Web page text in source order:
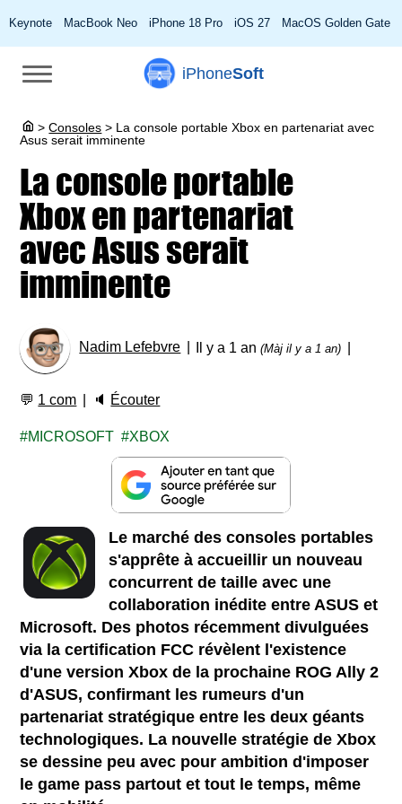
Keynote MacBook Neo iPhone 18 Pro iOS 27 MacOS Golden Gate
iPhoneSoft
> Consoles > La console portable Xbox en partenariat avec
Asus serait imminente
La console portable
Xbox en partenariat
avec Asus serait
imminente
Nadim Lefebvre Il y a 1 an(Màj il y a 1 an)
💬 1 com 🔈 Écouter
MICROSOFT XBOX
Le marché des consoles portables
s'apprête à accueillir un nouveau
concurrent de taille avec une
collaboration inédite entre ASUS et
Microsoft. Des photos récemment divulguées
via la certification FCC révèlent l'existence
d'une version Xbox de la prochaine ROG Ally 2
d'ASUS, confirmant les rumeurs d'un
partenariat stratégique entre les deux géants
technologiques. La nouvelle stratégie de Xbox
se dessine peu avec pour ambition d'imposer
le game pass partout et tout le temps, même